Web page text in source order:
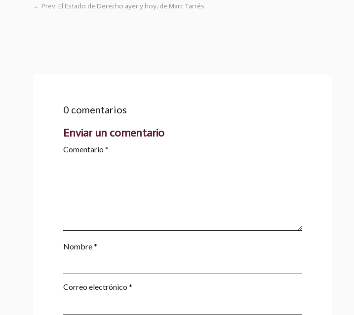
← Prev: El Estado de Derecho ayer y hoy, de Marc Tarrés
0 comentarios
Enviar un comentario
Comentario *
Nombre*
Correo electrónico *